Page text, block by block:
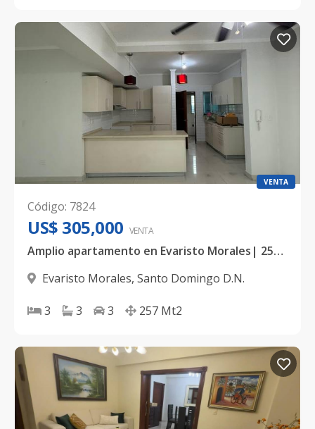
VENTA
Código: 7824
US$ 305,000 VENTA
Amplio apartamento en Evaristo Morales| 257 mts2, 3 Habitaciones, Terraza y 3 parqueos
Evaristo Morales, Santo Domingo D.N.
3 3 3 257 Mt2